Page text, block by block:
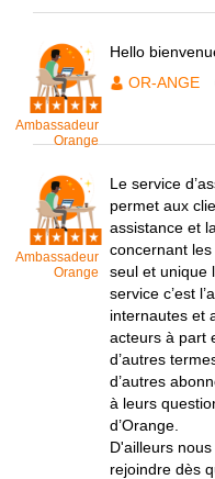
Ambassadeur
Orange
Hello
OR-ANGE
Ambassadeur
Orange
Le service
permet aux
assistance et
concernant les
seul et unique
service c’est
internautes et
acteurs à part
d’autres
d’autres
à leurs
d’Orange.
D'ailleurs
rejoindre dès